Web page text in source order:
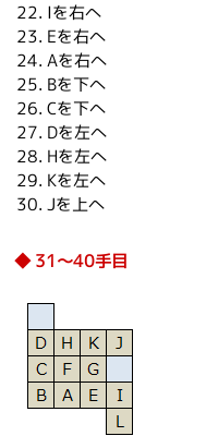
Iを右へ
Eを右へ
Aを右へ
Bを下へ
Cを下へ
Dを左へ
Hを左へ
Kを左へ
Jを上へ
31～40手目